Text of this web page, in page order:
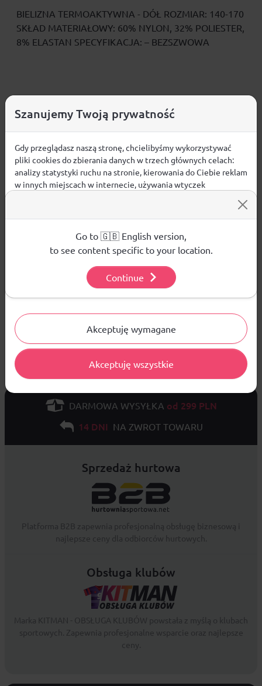
BIELIZNA TERMOAKTYWNA - DÓŁ ROZMIAR: 140-170
SKŁAD MATERIAŁOWY: 60% NYLON, 32% POLIESTER,
8% ELASTAN SPECYFIKACJA: – BEZSZWOWA
Nie ma jeszcze żadnej recenzji produktu
Nie ma jeszcze pytań. Bądź pierwszy :)
ZADAJ PYTANIE
DARMOWA WYSYŁKA od 299 PLN
14 DNI NA ZWROT TOWARU
Sprzedaż hurtowa
Obsługa klubów
Szanujemy Twoją prywatność
Gdy przeglądasz naszą stronę, chcielibyśmy wykorzystywać
pliki cookies do zbierania danych w trzech głównych celach:
analizy statystyki ruchu na stronie, kierowania do Ciebie reklam
w innych miejscach w internecie, używania wtyczek
używanych plików cookies.
Aby dowiedzieć się więcej o plikach cookie i tym, jak
wykorzystujemy Twoje dane, odwiedź naszą Polityką
Akceptuję wymagane
Akceptuję wszystkie
Go to 🇬🇧 English version,
to see content specific to your location.
Continue